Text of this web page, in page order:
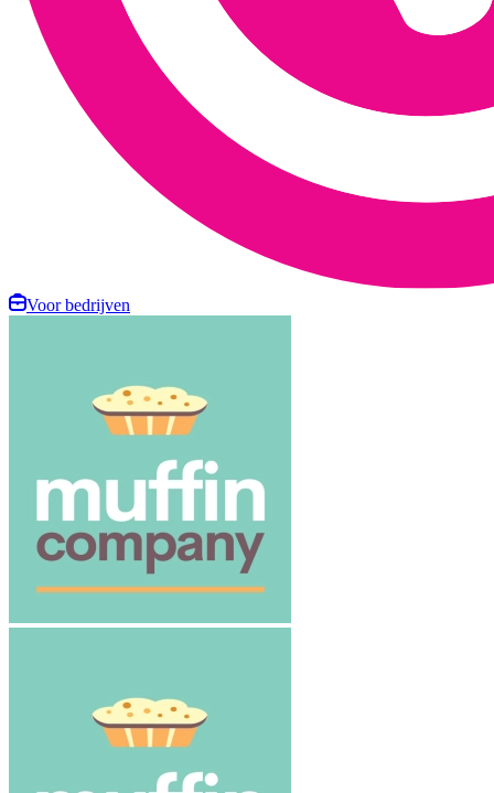
Voor bedrijven